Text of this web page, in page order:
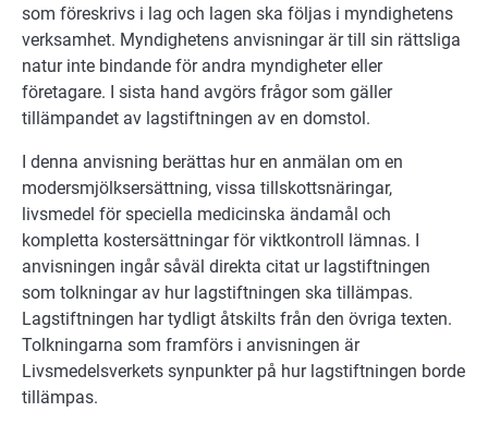
som föreskrivs i lag och lagen ska följas i myndighetens
verksamhet. Myndighetens anvisningar är till sin rättsliga
natur inte bindande för andra myndigheter eller
företagare. I sista hand avgörs frågor som gäller
tillämpandet av lagstiftningen av en domstol.
I denna anvisning berättas hur en anmälan om en
modersmjölksersättning, vissa tillskottsnäringar,
livsmedel för speciella medicinska ändamål och
kompletta kostersättningar för viktkontroll lämnas. I
anvisningen ingår såväl direkta citat ur lagstiftningen
som tolkningar av hur lagstiftningen ska tillämpas.
Lagstiftningen har tydligt åtskilts från den övriga texten.
Tolkningarna som framförs i anvisningen är
Livsmedelsverkets synpunkter på hur lagstiftningen borde
tillämpas.